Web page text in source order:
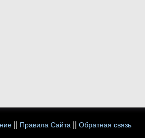
Правила Сайта Обратная связь